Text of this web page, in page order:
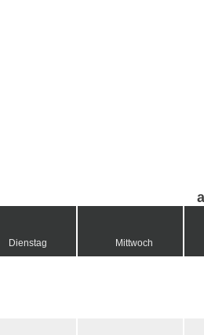
Dienstag Mittwoch